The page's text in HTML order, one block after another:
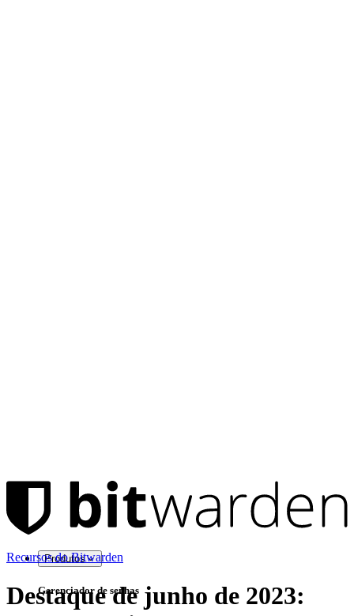
Produtos
Gerenciador de senhas
Recursos do Bitwarden
Destaque de junho de 2023: